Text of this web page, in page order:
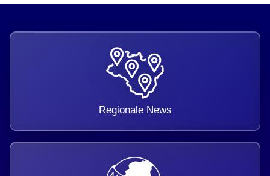
Regionale News